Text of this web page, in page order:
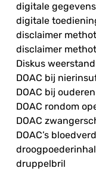
digitale
digitale
disclaimer
disclaimer
Diskus weerstand
DOAC bij
DOAC bij
DOAC rondom
DOAC
DOAC’s
druppelbril